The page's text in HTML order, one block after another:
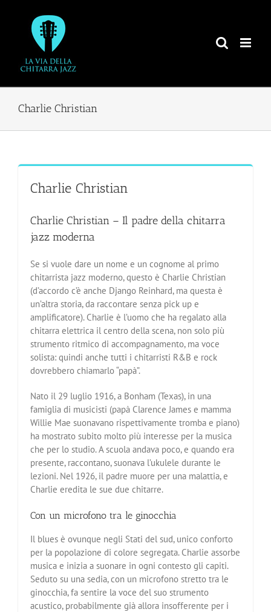
contenuto
Charlie Christian
Charlie Christian
Charlie Christian – Il padre della chitarra
jazz moderna
Se si vuole dare un nome e un cognome al primo
chitarrista jazz moderno, questo è Charlie Christian
(d’accordo c’è anche Django Reinhard, ma questa è
un’altra storia, da raccontare senza pick up e
amplificatore). Charlie è l’uomo che ha regalato alla
chitarra elettrica il centro della scena, non solo più
strumento ritmico di accompagnamento, ma voce
solista: quindi anche tutti i chitarristi R&B e rock
dovrebbero chiamarlo “papà”.
Nato il 29 luglio 1916, a Bonham (Texas), in una
famiglia di musicisti (papà Clarence James e mamma
Willie Mae suonavano rispettivamente tromba e piano)
ha mostrato subito molto più interesse per la musica
che per lo studio. A scuola andava poco, e quando era
presente, raccontano, suonava l’ukulele durante le
lezioni. Nel 1926, il padre muore per una malattia, e
Charlie eredita le sue due chitarre.
Con un microfono tra le ginocchia
Il blues è ovunque negli Stati del sud, unico conforto
per la popolazione di colore segregata. Charlie assorbe
musica e inizia a suonare in ogni contesto gli capiti.
Seduto su una sedia, con un microfono stretto tra le
ginocchia, fa sentire la voce del suo strumento
acustico, probabilmente già allora insofferente per i